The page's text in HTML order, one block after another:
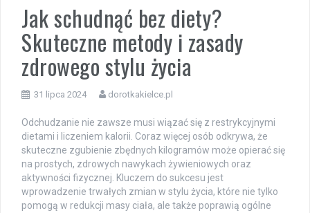
Jak schudnąć bez diety?
Skuteczne metody i zasady
zdrowego stylu życia
31 lipca 2024 dorotkakielce.pl
Odchudzanie nie zawsze musi wiązać się z restrykcyjnymi
dietami i liczeniem kalorii. Coraz więcej osób odkrywa, że
skuteczne zgubienie zbędnych kilogramów może opierać się
na prostych, zdrowych nawykach żywieniowych oraz
aktywności fizycznej. Kluczem do sukcesu jest
wprowadzenie trwałych zmian w stylu życia, które nie tylko
pomogą w redukcji masy ciała, ale także poprawią ogólne